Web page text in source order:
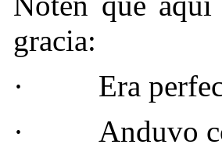
gracia:
·
Era
·
Anduvo